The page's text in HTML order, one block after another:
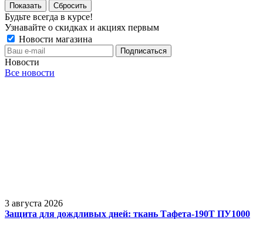
Сбросить
Будьте всегда в курсе!
Узнавайте о скидках и акциях первым
Новости магазина
Новости
Все новости
3 августа 2026
Защита для дождливых дней: ткань Тафета-190Т ПУ1000